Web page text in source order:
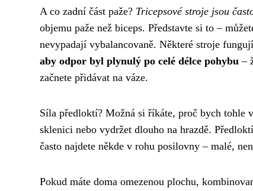
A co zadní část paže? Tricepsové stroje jsou
objemu paže než biceps. Představte si to –
nevypadají vybalancovaně. Některé stroje
aby odpor byl plynulý po celé délce pohybu –
začnete přidávat na váze.
Síla předloktí? Možná si říkáte, proč bych tohle
sklenici nebo vydržet dlouho na hrazdě.
často najdete někde v rohu posilovny – malé,
Pokud máte doma omezenou plochu,